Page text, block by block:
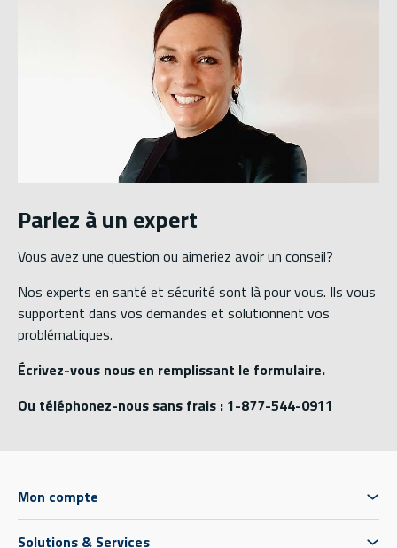
Parlez à un expert
Vous avez une question ou aimeriez avoir un conseil?
Nos experts en santé et sécurité sont là pour vous. Ils vous
supportent dans vos demandes et solutionnent vos
problématiques.
Écrivez-vous nous en remplissant le formulaire.
Ou téléphonez-nous sans frais : 1-877-544-0911
Mon compte
Solutions & Services